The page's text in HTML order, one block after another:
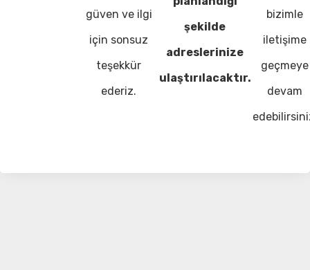
güven ve ilgi
için sonsuz
teşekkür
ederiz.
şekilde
adreslerinize
ulaştırılacaktır.
bizimle
iletişime
geçmeye
devam